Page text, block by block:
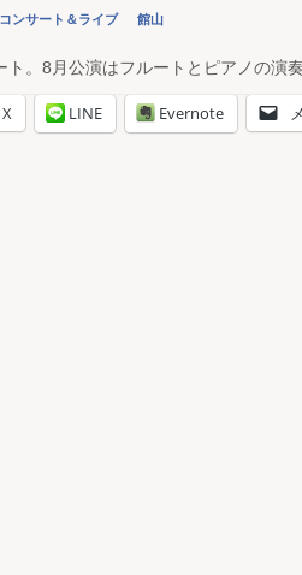
コンサート＆ライブ 館山
ト。8月公演はフルートとピアノの演奏
X LINE Evernote